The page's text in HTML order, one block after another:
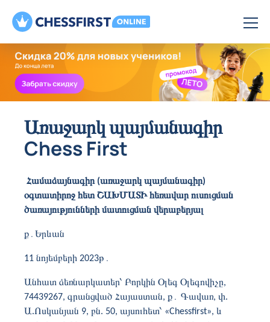
Առաջարկ պայմանագիր
Chess First
Համաձայնագիր (առաջարկ պայմանագիր)
օգտատիրոջ հետ ՇԱԽՄԱՏԻ հեռավար ուսուցման
ծառայությունների մատուցման վերաբերյալ
ք ․ Երևան
11 նոյեմբերի 2023թ ․
Անհատ ձեռնարկատեր՝ Բորկին Օլեգ Օլեգովիչը,
74439267, գրանցված Հայաստան, ք ․ Գավառ, փ.
Ա.Ոսկանյան 9, բն. 50, այսուհետ՝ «Chessfirst», և